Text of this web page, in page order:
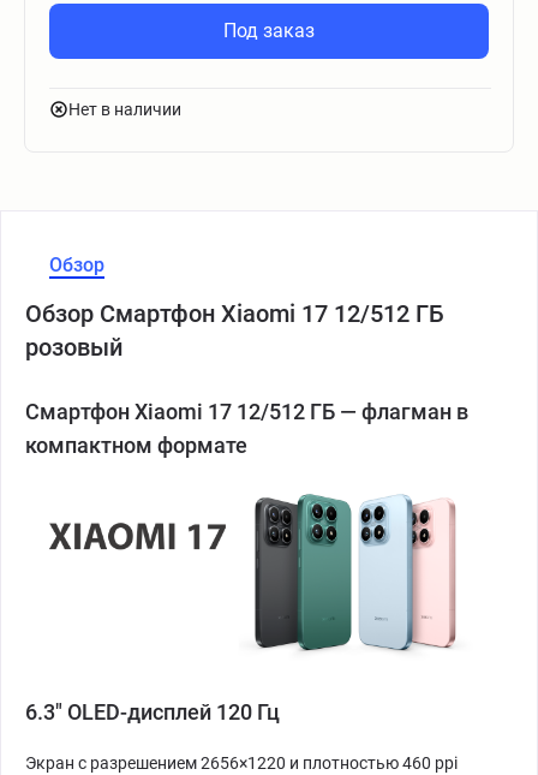
Под заказ
Нет в наличии
Обзор
Обзор Смартфон Xiaomi 17 12/512 ГБ
розовый
Смартфон Xiaomi 17 12/512 ГБ — флагман в
компактном формате
6.3" OLED-дисплей 120 Гц
Экран с разрешением 2656×1220 и плотностью 460 ppi